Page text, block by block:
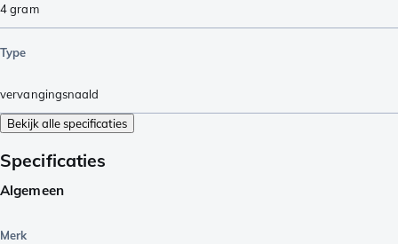
4gram
Type
vervangingsnaald
Bekijk alle specificaties
Specificaties
Algemeen
Merk